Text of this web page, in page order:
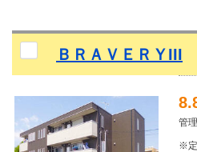
ＢＲＡＶＥＲＹIII
管
※